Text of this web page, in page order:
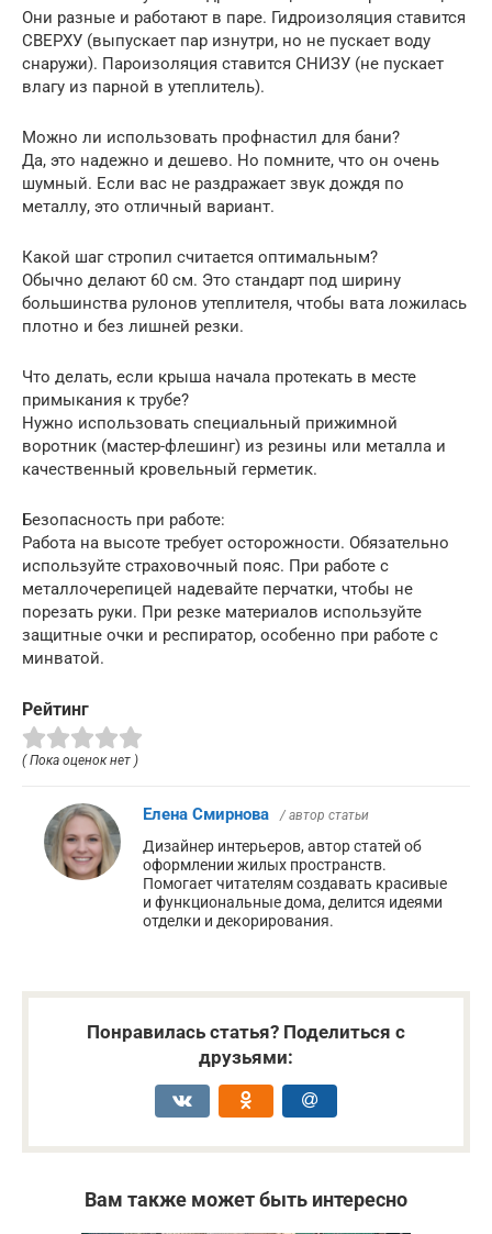
Они разные и работают в паре. Гидроизоляция ставится
СВЕРХУ (выпускает пар изнутри, но не пускает воду
снаружи). Пароизоляция ставится СНИЗУ (не пускает
влагу из парной в утеплитель).
Можно ли использовать профнастил для бани?
Да, это надежно и дешево. Но помните, что он очень
шумный. Если вас не раздражает звук дождя по
металлу, это отличный вариант.
Какой шаг стропил считается оптимальным?
Обычно делают 60 см. Это стандарт под ширину
большинства рулонов утеплителя, чтобы вата ложилась
плотно и без лишней резки.
Что делать, если крыша начала протекать в месте
примыкания к трубе?
Нужно использовать специальный прижимной
воротник (мастер-флешинг) из резины или металла и
качественный кровельный герметик.
Безопасность при работе:
Работа на высоте требует осторожности. Обязательно
используйте страховочный пояс. При работе с
металлочерепицей надевайте перчатки, чтобы не
порезать руки. При резке материалов используйте
защитные очки и респиратор, особенно при работе с
минватой.
Рейтинг
( Пока оценок нет )
Елена Смирнова / автор статьи
Дизайнер интерьеров, автор статей об
оформлении жилых пространств.
Помогает читателям создавать красивые
и функциональные дома, делится идеями
отделки и декорирования.
Понравилась статья? Поделиться с
друзьями:
Вам также может быть интересно